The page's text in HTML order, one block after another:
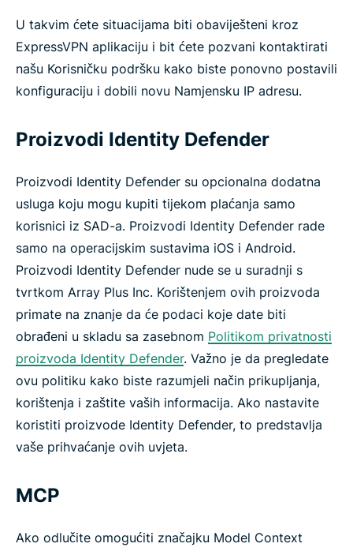
U takvim ćete situacijama biti obaviješteni kroz
ExpressVPN aplikaciju i bit ćete pozvani kontaktirati
našu Korisničku podršku kako biste ponovno postavili
konfiguraciju i dobili novu Namjensku IP adresu.
Proizvodi Identity Defender
Proizvodi Identity Defender su opcionalna dodatna
usluga koju mogu kupiti tijekom plaćanja samo
korisnici iz SAD-a. Proizvodi Identity Defender rade
samo na operacijskim sustavima iOS i Android.
Proizvodi Identity Defender nude se u suradnji s
tvrtkom Array Plus Inc. Korištenjem ovih proizvoda
primate na znanje da će podaci koje date biti
obrađeni u skladu sa zasebnom Politikom privatnosti
proizvoda Identity Defender. Važno je da pregledate
ovu politiku kako biste razumjeli način prikupljanja,
korištenja i zaštite vaših informacija. Ako nastavite
koristiti proizvode Identity Defender, to predstavlja
vaše prihvaćanje ovih uvjeta.
MCP
Ako odlučite omogućiti značajku Model Context